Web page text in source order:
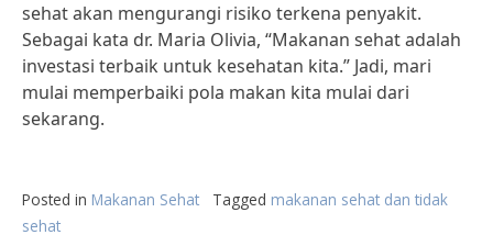
sehat akan mengurangi risiko terkena penyakit.
Sebagai kata dr. Maria Olivia, “Makanan sehat adalah
investasi terbaik untuk kesehatan kita.” Jadi, mari
mulai memperbaiki pola makan kita mulai dari
sekarang.
Posted in Makanan Sehat Tagged makanan sehat dan tidak
sehat